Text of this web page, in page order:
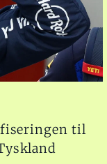
til